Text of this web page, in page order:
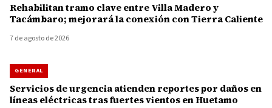
Rehabilitan tramo clave entre Villa Madero y
Tacámbaro; mejorará la conexión con Tierra Caliente
7 de agosto de 2026
GENERAL
Servicios de urgencia atienden reportes por daños en
líneas eléctricas tras fuertes vientos en Huetamo